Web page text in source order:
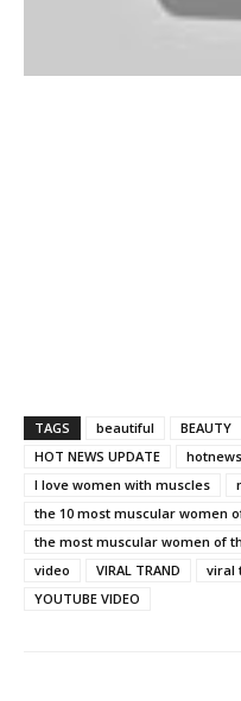
TAGS beautiful BEAUTY
HOT NEWS UPDATE
I love women with muscles
the 10 most muscular women
the most muscular women of
video
VIRAL TRAND viral
YOUTUBE VIDEO